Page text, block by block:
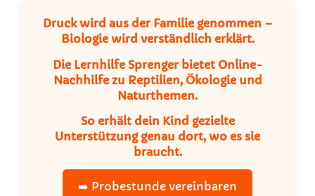
Druck wird aus der Familie genommen –
Biologie wird verständlich erklärt.
Die Lernhilfe Sprengerbietet Online-
Nachhilfezu Reptilien, Ökologie und
Naturthemen.
So erhält dein Kind gezielte
Unterstützung genau dort, wo es sie
braucht.
➡️ Probestunde vereinbaren